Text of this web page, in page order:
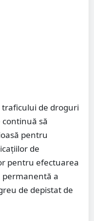
de droguri
să
pentru
de
pentru efectuarea
a
de depistat de